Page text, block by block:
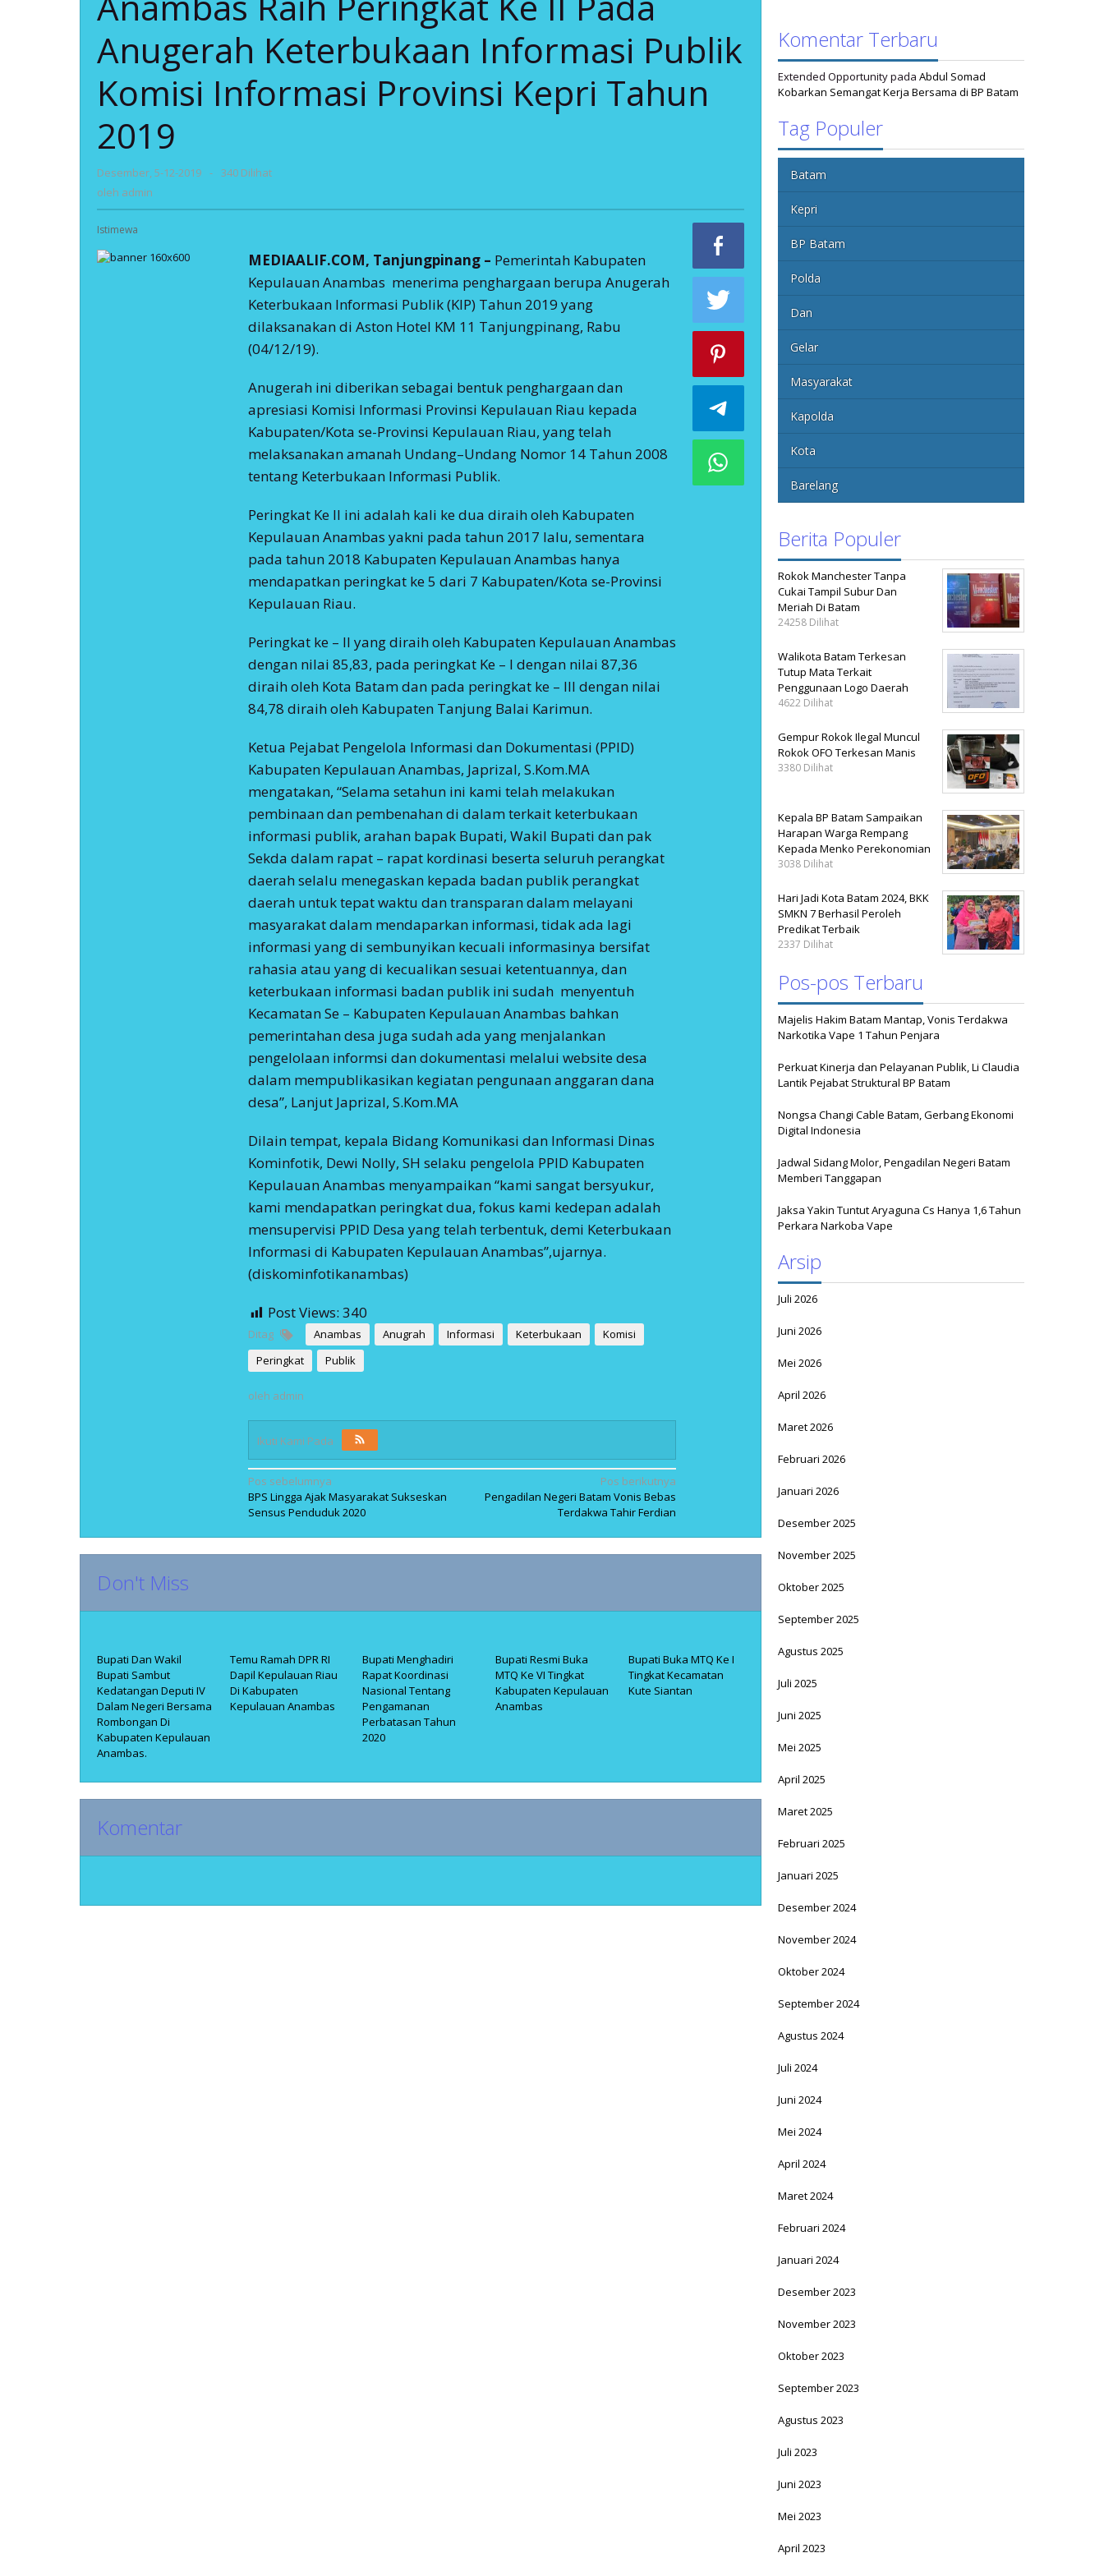
Anugerah
Keterbukaan
Informasi
Publik
Komisi
Tahun
Anugerah Keterbukaan Informasi Publik
Komisi Informasi Provinsi Kepri Tahun
2019
Desember, 5-12-2019 oleh
- 340 Dilihat
oleh admin
Istimewa
MEDIAALIF.COM, Tanjungpinang – Pemerintah Kabupaten
Kepulauan Anambas menerima penghargaan berupa Anugerah
Keterbukaan Informasi Publik (KIP) Tahun 2019 yang
dilaksanakan di Aston Hotel KM 11 Tanjungpinang, Rabu
(04/12/19).
Anugerah ini diberikan sebagai bentuk penghargaan dan
apresiasi Komisi Informasi Provinsi Kepulauan Riau kepada
Kabupaten/Kota se-Provinsi Kepulauan Riau, yang telah
melaksanakan amanah Undang–Undang Nomor 14 Tahun 2008
tentang Keterbukaan Informasi Publik.
Peringkat Ke II ini adalah kali ke dua diraih oleh Kabupaten
Kepulauan Anambas yakni pada tahun 2017 lalu, sementara
pada tahun 2018 Kabupaten Kepulauan Anambas hanya
mendapatkan peringkat ke 5 dari 7 Kabupaten/Kota se-Provinsi
Kepulauan Riau.
Peringkat ke – II yang diraih oleh Kabupaten Kepulauan Anambas
dengan nilai 85,83, pada peringkat Ke – I dengan nilai 87,36
diraih oleh Kota Batam dan pada peringkat ke – III dengan nilai
84,78 diraih oleh Kabupaten Tanjung Balai Karimun.
Ketua Pejabat Pengelola Informasi dan Dokumentasi (PPID)
Kabupaten Kepulauan Anambas, Japrizal, S.Kom.MA
mengatakan, “Selama setahun ini kami telah melakukan
pembinaan dan pembenahan di dalam terkait keterbukaan
informasi publik, arahan bapak Bupati, Wakil Bupati dan pak
Sekda dalam rapat – rapat kordinasi beserta seluruh perangkat
daerah selalu menegaskan kepada badan publik perangkat
daerah untuk tepat waktu dan transparan dalam melayani
masyarakat dalam mendaparkan informasi, tidak ada lagi
informasi yang di sembunyikan kecuali informasinya bersifat
rahasia atau yang di kecualikan sesuai ketentuannya, dan
keterbukaan informasi badan publik ini sudah menyentuh
Kecamatan Se – Kabupaten Kepulauan Anambas bahkan
pemerintahan desa juga sudah ada yang menjalankan
pengelolaan informsi dan dokumentasi melalui website desa
dalam mempublikasikan kegiatan pengunaan anggaran dana
desa”, Lanjut Japrizal, S.Kom.MA
Dilain tempat, kepala Bidang Komunikasi dan Informasi Dinas
Kominfotik, Dewi Nolly, SH selaku pengelola PPID Kabupaten
Kepulauan Anambas menyampaikan “kami sangat bersyukur,
kami mendapatkan peringkat dua, fokus kami kedepan adalah
mensupervisi PPID Desa yang telah terbentuk, demi Keterbukaan
Informasi di Kabupaten Kepulauan Anambas”,ujarnya.
(diskominfotikanambas)
Post Views: 340
Ditag Anambas Anugrah Informasi Keterbukaan
Komisi
Peringkat
Publik
oleh admin
Ikuti Kami Pada
Navigasi
pos
Pos sebelumnya
BPS Lingga Ajak Masyarakat Sukseskan
Sensus Penduduk 2020
Pos berikutnya
Pengadilan Negeri Batam Vonis Bebas
Terdakwa Tahir Ferdian
Don't Miss
Bupati Dan Wakil
Bupati Sambut
Kedatangan Deputi IV
Dalam Negeri Bersama
Rombongan Di
Kabupaten Kepulauan
Anambas.
Temu Ramah DPR RI
Dapil Kepulauan Riau
Di Kabupaten
Kepulauan Anambas
Bupati Menghadiri
Rapat Koordinasi
Nasional Tentang
Pengamanan
Perbatasan Tahun
2020
Bupati Resmi Buka
MTQ Ke VI Tingkat
Kabupaten Kepulauan
Anambas
Bupati Buka MTQ Ke I
Tingkat Kecamatan
Kute Siantan
Komentar
Komentar Terbaru
Extended OpportunitypadaAbdul Somad
Kobarkan Semangat Kerja Bersama di BP Batam
Tag Populer
Batam
Kepri
BP Batam
Polda
Dan
Gelar
Masyarakat
Kapolda
Kota
Barelang
Berita Populer
Rokok Manchester Tanpa
Cukai Tampil Subur Dan
Meriah Di Batam
24258 Dilihat
Walikota Batam Terkesan
Tutup Mata Terkait
Penggunaan Logo Daerah
4622 Dilihat
Gempur Rokok Ilegal Muncul
Rokok OFO Terkesan Manis
3380 Dilihat
Kepala BP Batam Sampaikan
Harapan Warga Rempang
Kepada Menko Perekonomian
3038 Dilihat
Hari Jadi Kota Batam 2024, BKK
SMKN 7 Berhasil Peroleh
Predikat Terbaik
2337 Dilihat
Pos-pos Terbaru
Majelis Hakim Batam Mantap, Vonis Terdakwa
Narkotika Vape 1 Tahun Penjara
Perkuat Kinerja dan Pelayanan Publik, Li Claudia
Lantik Pejabat Struktural BP Batam
Nongsa Changi Cable Batam, Gerbang Ekonomi
Digital Indonesia
Jadwal Sidang Molor, Pengadilan Negeri Batam
Memberi Tanggapan
Jaksa Yakin Tuntut Aryaguna Cs Hanya 1,6 Tahun
Perkara Narkoba Vape
Arsip
Juli 2026
Juni 2026
Mei 2026
April 2026
Maret 2026
Februari 2026
Januari 2026
Desember 2025
November 2025
Oktober 2025
September 2025
Agustus 2025
Juli 2025
Juni 2025
Mei 2025
April 2025
Maret 2025
Februari 2025
Januari 2025
Desember 2024
November 2024
Oktober 2024
September 2024
Agustus 2024
Juli 2024
Juni 2024
Mei 2024
April 2024
Maret 2024
Februari 2024
Januari 2024
Desember 2023
November 2023
Oktober 2023
September 2023
Agustus 2023
Juli 2023
Juni 2023
Mei 2023
April 2023